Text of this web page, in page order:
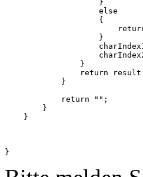
                    }
                    else
                    {
                    }
                }
return
            }
            return "";
        }
    }